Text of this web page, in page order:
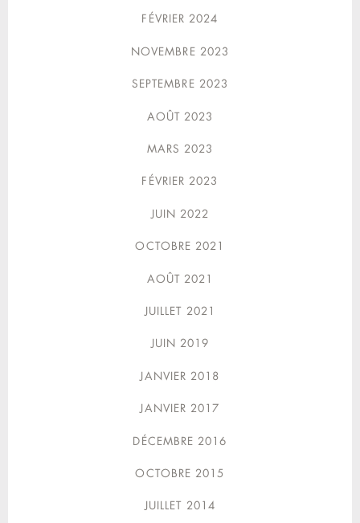
FÉVRIER 2024
NOVEMBRE 2023
SEPTEMBRE 2023
AOÛT 2023
MARS 2023
FÉVRIER 2023
JUIN 2022
OCTOBRE 2021
AOÛT 2021
JUILLET 2021
JUIN 2019
JANVIER 2018
JANVIER 2017
DÉCEMBRE 2016
OCTOBRE 2015
JUILLET 2014